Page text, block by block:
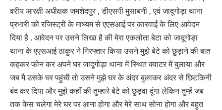
वरीय आरक्षी अधीक्षक जमशेदपुर , डीएसपी मुसाबनी , एवं जादूगोड़ा थाना
प्रभारी को रजिस्ट्री के माध्यम से एएसआई पर कारवाई के लिए आवेदन
दिया है , आवेदन पर उसने लिखा है की मेरा एकलोता बेटा को जादूगोड़ा
थाना के एएसआई ठाकुर ने गिरफ्तार किया उसने मुझे बेटे को छुड़ाने की बात
कहकर फोन कर अपने घर जादूगोड़ा थाना में स्थित क्वाटर में बुलाया और
जब मै उसके घर पहुंची तो उसने मुझे घर के अंदर बुलाकर अंदर से छिटकिनी
बंद कर दिया और मुझे कहाँ की तुम्हारे बेटे को छुड़वा दूंगा लेकिन तुम्हें जब
तक केस चलेगा मेरे घर पर आना होगा और मेरे साथ सोना होगा और बहुत